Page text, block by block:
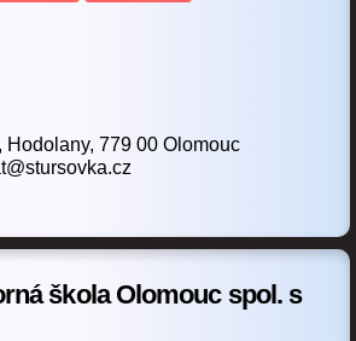
a elektrotechnických zařízení
motorových vozidel (10)
zařízení
(4)
zařízení (5)
Hodolany, 779 00 Olomouc
škola Olomouc spol. s